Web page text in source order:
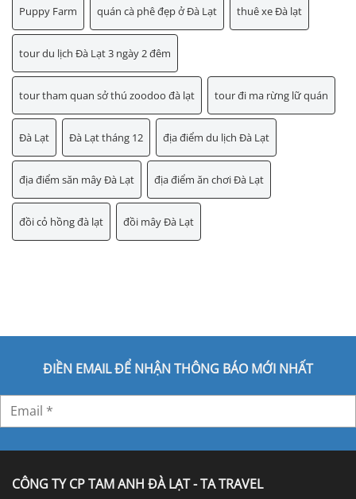
Puppy Farm quán cà phê đẹp ở Đà Lạt thuê xe Đà lạt
tour du lịch Đà Lạt 3 ngày 2 đêm
tour tham quan sở thú zoodoo đà lạt tour đi ma rừng lữ quán
Đà Lạt Đà Lạt tháng 12 địa điểm du lịch Đà Lạt
địa điểm săn mây Đà Lạt địa điểm ăn chơi Đà Lạt
đồi cỏ hồng đà lạt đồi mây Đà Lạt
ĐIỀN EMAIL ĐỂ NHẬN THÔNG BÁO MỚI NHẤT
CÔNG TY CP TAM ANH ĐÀ LẠT - TA TRAVEL